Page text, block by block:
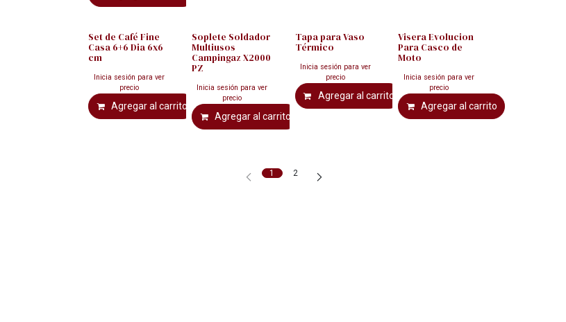
Set de Café Fine
Casa 6+6 Dia 6x6
cm
Inicia sesión para ver
precio
Agregar al carrito
Soplete Soldador
Multiusos
Campingaz X2000
PZ
Inicia sesión para ver
precio
Agregar al carrito
Tapa para Vaso
Térmico
Inicia sesión para ver
precio
Agregar al carrito
Visera Evolucion
Para Casco de
Moto
Inicia sesión para ver
precio
Agregar al carrito
1 2